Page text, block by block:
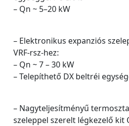
– Qn ~ 5–20 kW
– Elektronikus expanziós
VRF-rsz-hez:
– Qn ~ 7 – 30 kW
– Telepíthető DX beltréi
– Nagyteljesítményű
szeleppel szerelt légkezelő kit